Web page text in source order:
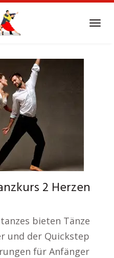
2 Herzen
bieten Tänze
und der Quickstep
für Anfänger